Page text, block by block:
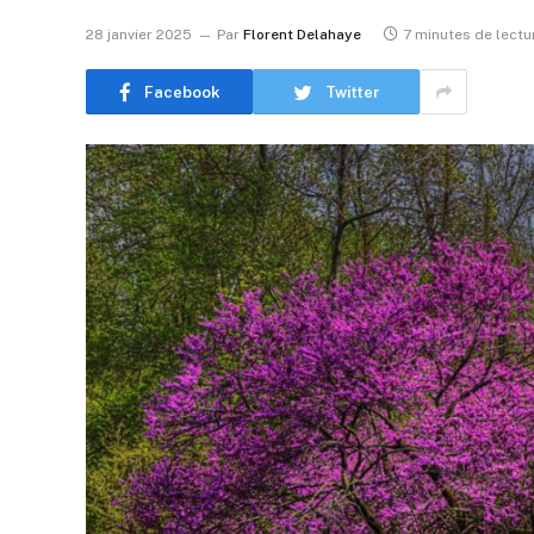
28 janvier 2025 Par Florent Delahaye 7 minutes de
Facebook Twitter